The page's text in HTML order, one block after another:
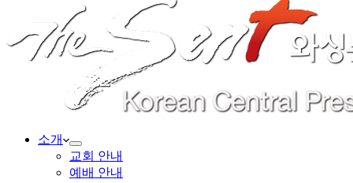
소개
교회 안내
예배 안내